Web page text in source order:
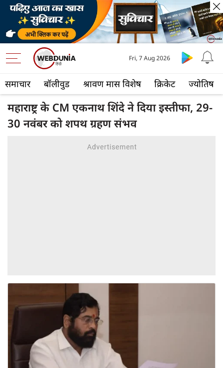
समाचार बॉलीवुड श्रावण मास विशेष क्रिकेट ज्योतिष
Fri, 7 Aug 2026
महाराष्ट्र के CM एकनाथ शिंदे ने दिया इस्तीफा, 29-
30 नवंबर को शपथ ग्रहण संभव